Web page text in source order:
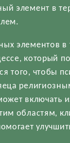
элемент в
элементов
который
того, чтобы
включать
областям,